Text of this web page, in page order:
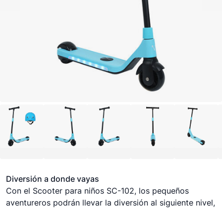
Diversión a donde vayas
Con el Scooter para niños SC-102, los pequeños
aventureros podrán llevar la diversión al siguiente nivel,